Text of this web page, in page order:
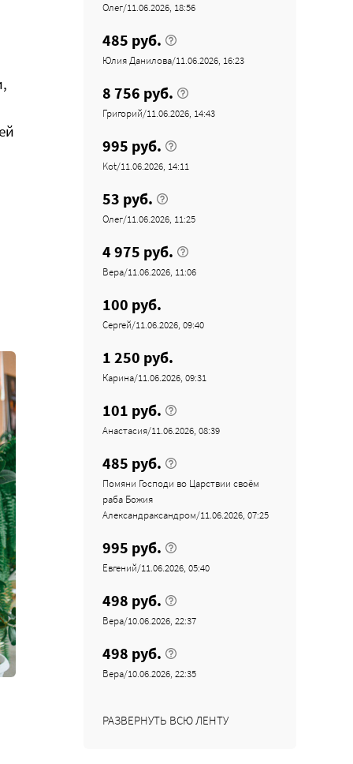
Олег/11.06.2026, 18:56
485 руб.
Юлия Данилова/11.06.2026, 16:23
8 756 руб.
Григорий/11.06.2026, 14:43
995 руб.
Kot/11.06.2026, 14:11
53 руб.
Олег/11.06.2026, 11:25
4 975 руб.
Вера/11.06.2026, 11:06
100 руб.
Сергей/11.06.2026, 09:40
1 250 руб.
Карина/11.06.2026, 09:31
101 руб.
Анастасия/11.06.2026, 08:39
485 руб.
Помяни Господи во Царствии своём
раба Божия
Александраксандром/11.06.2026, 07:25
995 руб.
Евгений/11.06.2026, 05:40
498 руб.
Вера/10.06.2026, 22:37
498 руб.
Вера/10.06.2026, 22:35
РАЗВЕРНУТЬ ВСЮ ЛЕНТУ